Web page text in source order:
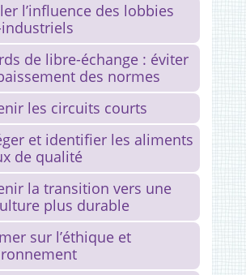
l’influence des lobbies
de libre-échange : éviter
des normes
les circuits courts
et identifier les aliments
de qualité
la transition vers une
plus durable
sur l’éthique et